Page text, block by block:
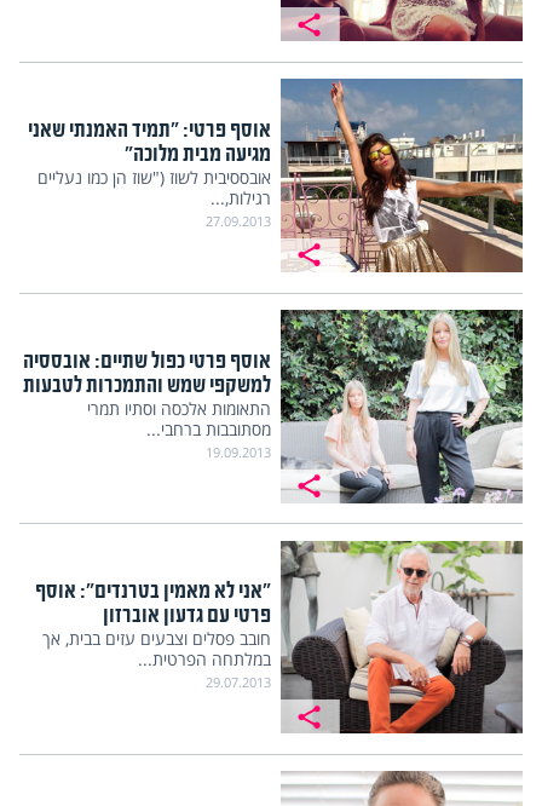
אוסף פרטי: "תמיד האמנתי שאני
מגיעה מבית מלוכה"
אובססיבית לשוז ("שוז הן כמו נעליים
רגילות,...
27.09.2013
אוסף פרטי כפול שתיים: אובססיה
למשקפי שמש והתמכרות לטבעות
התאומות אלכסה וסתיו תמרי
מסתובבות ברחבי...
19.09.2013
"אני לא מאמין בטרנדים": אוסף
פרטי עם גדעון אוברזון
חובב פסלים וצבעים עזים בבית, אך
במלתחה הפרטית...
29.07.2013